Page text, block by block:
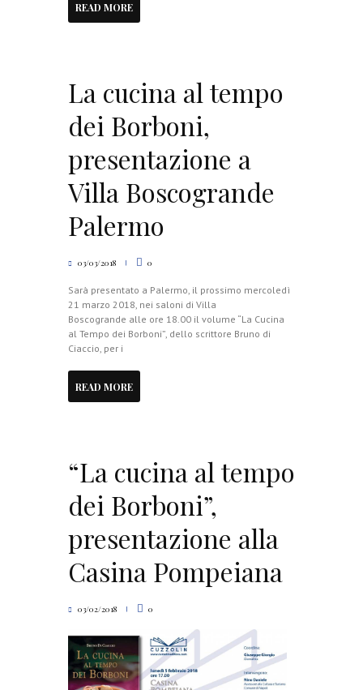
READ MORE
La cucina al tempo
dei Borboni,
presentazione a
Villa Boscogrande
Palermo
03/03/2018 0
Sarà presentato a Palermo, il prossimo mercoledì
21 marzo 2018, nei saloni di Villa
Boscogrande alle ore 18.00 il volume “La Cucina
al Tempo dei Borboni”, dello scrittore Bruno di
Ciaccio, per i
READ MORE
“La cucina al tempo
dei Borboni”,
presentazione alla
Casina Pompeiana
03/02/2018 0